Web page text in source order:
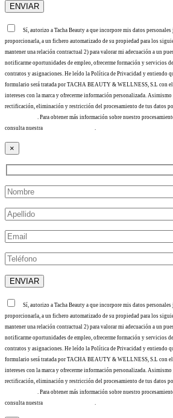
Sí, autorizo a Tacha Beauty a que incorpore mis datos
proporcionarla, a un fichero automatizado de su propiedad para los
mantener una relación contractual 2) para valorar mi adecuación a un
notificarme oportunidades de empleo, ofrecerme formación y servicios
contratos y asignaciones. He leído la Política de Privacidad y entiendo
formulario será tratada por TACHA BEAUTY & WELLNESS, S.L con
intereses con la marca y ofrecerme información personalizada. Asimismo
rectificación, eliminación y restricción del procesamiento de tus datos
. Para obtener más información sobre nuestro
consulta nuestra
×
Sí, autorizo a Tacha Beauty a que incorpore mis datos
proporcionarla, a un fichero automatizado de su propiedad para los
mantener una relación contractual 2) para valorar mi adecuación a un
notificarme oportunidades de empleo, ofrecerme formación y servicios
contratos y asignaciones. He leído la Política de Privacidad y entiendo
formulario será tratada por TACHA BEAUTY & WELLNESS, S.L con
intereses con la marca y ofrecerme información personalizada. Asimismo
rectificación, eliminación y restricción del procesamiento de tus datos
. Para obtener más información sobre nuestro
consulta nuestra
.